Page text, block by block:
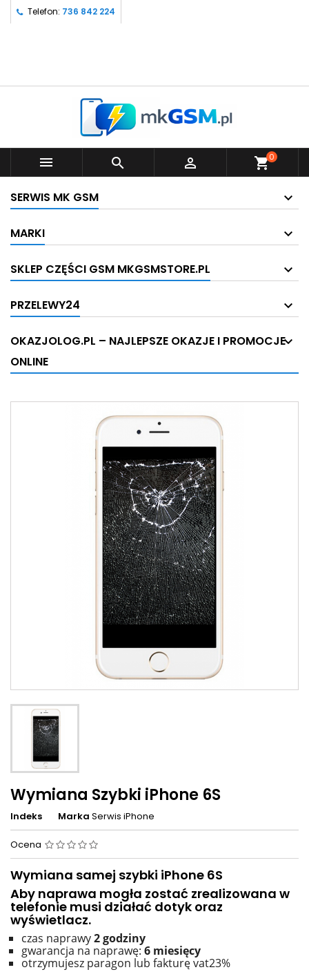
Telefon: 736 842 224
   shopping_cart0
SERWIS MK GSM
MARKI
SKLEP CZĘŚCI GSM MKGSMSTORE.PL
PRZELEWY24
OKAZJOLOG.PL – NAJLEPSZE OKAZJE I PROMOCJE
ONLINE
Wymiana Szybki iPhone 6S
Indeks Marka Serwis iPhone
Ocena
Wymiana samej szybki iPhone 6S
Aby naprawa mogła zostać zrealizowana w
telefonie musi działać dotyk oraz
wyświetlacz.
czas naprawy2godziny
gwarancja na naprawę: 6 miesięcy
otrzymujesz paragon lub fakturę vat23%